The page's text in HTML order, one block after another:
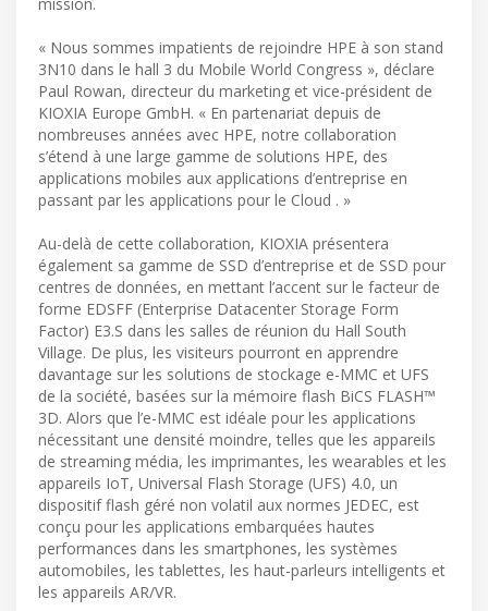
mission.
« Nous sommes impatients de rejoindre HPE à son stand
3N10 dans le hall 3 du Mobile World Congress », déclare
Paul Rowan, directeur du marketing et vice-président de
KIOXIA Europe GmbH. « En partenariat depuis de
nombreuses années avec HPE, notre collaboration
s’étend à une large gamme de solutions HPE, des
applications mobiles aux applications d’entreprise en
passant par les applications pour le Cloud . »
Au-delà de cette collaboration, KIOXIA présentera
également sa gamme de SSD d’entreprise et de SSD pour
centres de données, en mettant l’accent sur le facteur de
forme EDSFF (Enterprise Datacenter Storage Form
Factor) E3.S dans les salles de réunion du Hall South
Village. De plus, les visiteurs pourront en apprendre
davantage sur les solutions de stockage e-MMC et UFS
de la société, basées sur la mémoire flash BiCS FLASH™
3D. Alors que l’e-MMC est idéale pour les applications
nécessitant une densité moindre, telles que les appareils
de streaming média, les imprimantes, les wearables et les
appareils IoT, Universal Flash Storage (UFS) 4.0, un
dispositif flash géré non volatil aux normes JEDEC, est
conçu pour les applications embarquées hautes
performances dans les smartphones, les systèmes
automobiles, les tablettes, les haut-parleurs intelligents et
les appareils AR/VR.